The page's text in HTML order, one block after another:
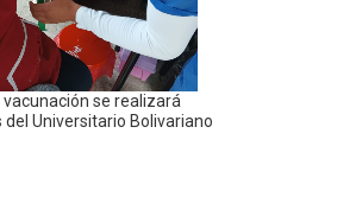
se realizará
del Universitario Bolivariano